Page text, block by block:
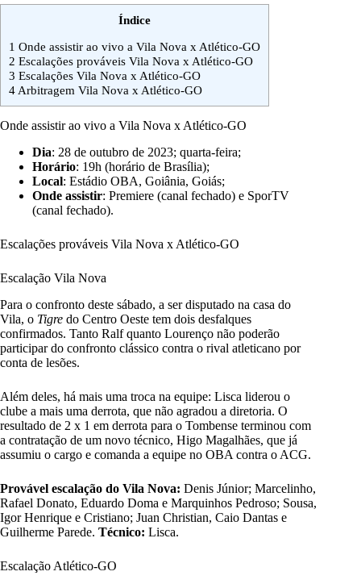
Índice
1 Onde assistir ao vivo a Vila Nova x Atlético-GO
2 Escalações prováveis Vila Nova x Atlético-GO
3 Escalações Vila Nova x Atlético-GO
4Arbitragem Vila Nova x Atlético-GO
Onde assistir ao vivo a Vila Nova x Atlético-GO
Dia: 28 de outubro de 2023; quarta-feira;
Horário: 19h (horário de Brasília);
Local: Estádio OBA, Goiânia, Goiás;
Onde assistir: Premiere (canal fechado) e SporTV
(canal fechado).
Escalações prováveis Vila Nova x Atlético-GO
Escalação Vila Nova
Para o confronto deste sábado, a ser disputado na casa do
Vila, o Tigre do Centro Oeste tem dois desfalques
confirmados. Tanto Ralf quanto Lourenço não poderão
participar do confronto clássico contra o rival atleticano por
conta de lesões.
Além deles, há mais uma troca na equipe: Lisca liderou o
clube a mais uma derrota, que não agradou a diretoria. O
resultado de 2 x 1 em derrota para o Tombense terminou com
a contratação de um novo técnico, Higo Magalhães, que já
assumiu o cargo e comanda a equipe no OBA contra o ACG.
Provável escalação do Vila Nova: Denis Júnior; Marcelinho,
Rafael Donato, Eduardo Doma e Marquinhos Pedroso; Sousa,
Igor Henrique e Cristiano; Juan Christian, Caio Dantas e
Guilherme Parede. Técnico: Lisca.
Escalação Atlético-GO